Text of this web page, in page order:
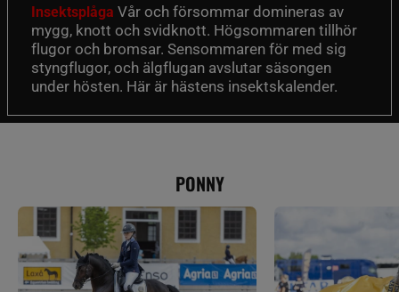
Insektsplåga Vår och försommar domineras av
mygg, knott och svidknott. Högsommaren tillhör
flugor och bromsar. Sensommaren för med sig
styngflugor, och älgflugan avslutar säsongen
under hösten. Här är hästens insektskalender.
PONNY